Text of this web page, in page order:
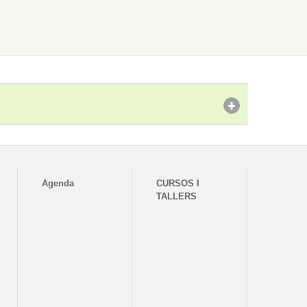
Agenda
CURSOS I
TALLERS